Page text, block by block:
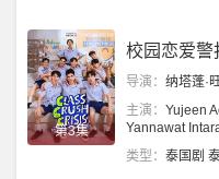
第3集
校园恋爱警
导演： 纳塔蓬·
主演： Yujeen
Yannawat
类型： 泰国剧